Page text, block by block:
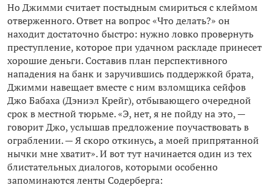
Но Джимми считает постыдным смириться с клеймом
отверженного. Ответ на вопрос «Что делать?» он
находит достаточно быстро: нужно ловко провернуть
преступление, которое при удачном раскладе принесет
хорошие деньги. Составив план перспективного
нападения на банк и заручившись поддержкой брата,
Джимми навещает вместе с ним взломщика сейфов
Джо Бабаха (Дэниэл Крейг), отбывающего очередной
срок в местной тюрьме. «Э, нет, я не пойду на это, —
говорит Джо, услышав предложение поучаствовать в
ограблении. — Я скоро откинусь, а моей припрятанной
нычки мне хватит». И вот тут начинается один из тех
блистательных диалогов, которыми особенно
запоминаются ленты Содерберга: